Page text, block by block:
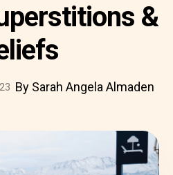
&
By Sarah Angela Almaden